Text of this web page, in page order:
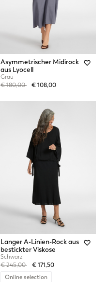
Asymmetrischer Midirock
aus Lyocell
Grau
Price reduced from
€ 180,00to€ 108,00
Langer A-Linien-Rock aus
bestickter Viskose
Schwarz
Price reduced from
€ 245,00to€ 171,50
Online selection